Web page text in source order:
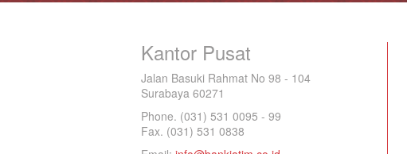
Kantor Pusat
Jalan Basuki Rahmat No 98 - 104
Surabaya 60271
Phone. (031) 531 0095 - 99
Fax. (031) 531 0838